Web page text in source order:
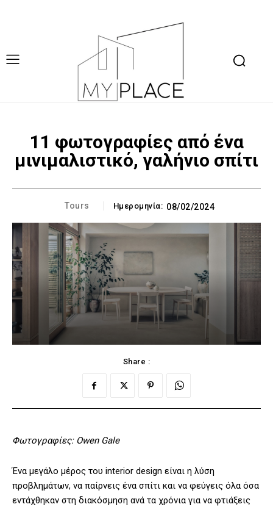
11 φωτογραφίες από ένα
μινιμαλιστικό, γαλήνιο σπίτι
Tours Ημερομηνία: 08/02/2024
Share :
Φωτογραφίες: Owen Gale
Ένα μεγάλο μέρος του interior design είναι η λύση
προβλημάτων, να παίρνεις ένα σπίτι και να φεύγεις όλα όσα
εντάχθηκαν στη διακόσμηση ανά τα χρόνια για να φτιάξεις